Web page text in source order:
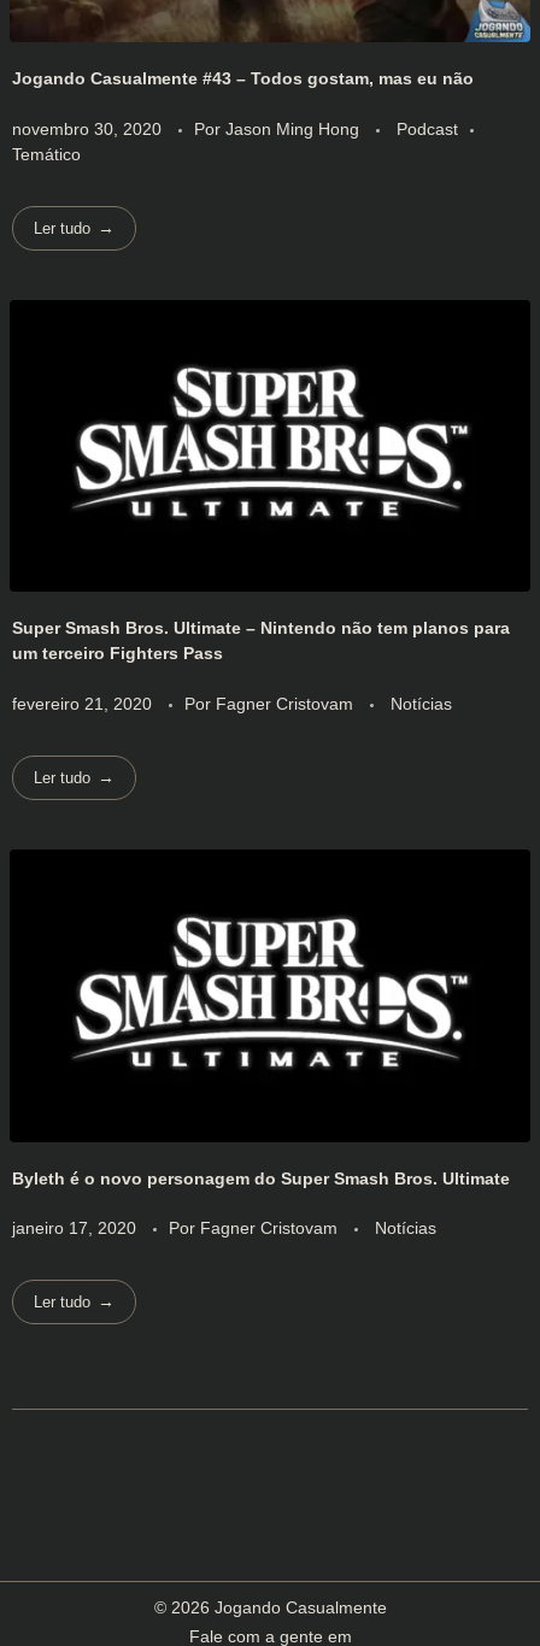
Jogando Casualmente #43 – Todos gostam, mas eu não
novembro 30, 2020 Por Jason Ming Hong
Podcast
Temático
Ler tudo
Super Smash Bros. Ultimate – Nintendo não tem planos para
um terceiro Fighters Pass
fevereiro 21, 2020 Por Fagner Cristovam Notícias
Ler tudo
Byleth é o novo personagem do Super Smash Bros. Ultimate
janeiro 17, 2020 Por Fagner Cristovam Notícias
Ler tudo
© 2026 Jogando Casualmente
Fale com a gente em